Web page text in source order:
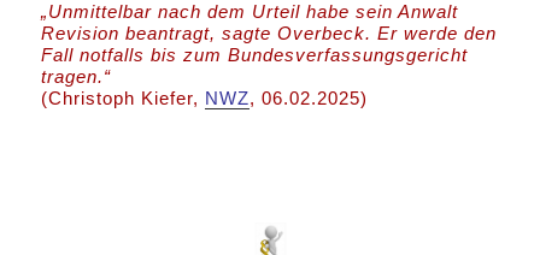
„Unmittelbar nach dem Urteil habe sein Anwalt
Revision beantragt, sagte Overbeck. Er werde den
Fall notfalls bis zum Bundesverfassungsgericht
tragen.“
(Christoph Kiefer, NWZ, 06.02.2025)